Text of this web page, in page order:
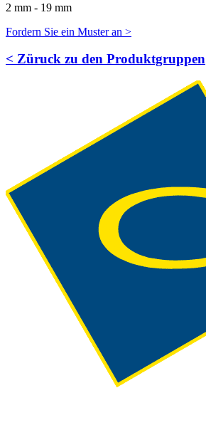
2 mm - 19 mm
Fordern Sie ein Muster an >
< Züruck zu den Produktgruppen